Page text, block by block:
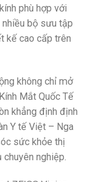
phù hợp với
nhiều bộ sưu tập
kế cao cấp trên
không chỉ mở
Mắt Quốc Tế
khẳng định định
Y tế Việt – Nga
sức khỏe thị
nghiệp.